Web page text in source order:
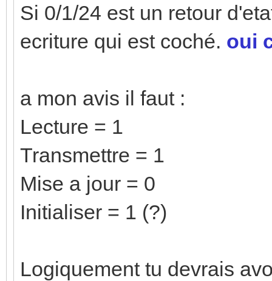
Si 0/1/24 est un retour
ecriture qui est coché. oui
a mon avis il faut :
Lecture = 1
Transmettre = 1
Mise a jour = 0
Initialiser = 1 (?)
Logiquement tu devrais